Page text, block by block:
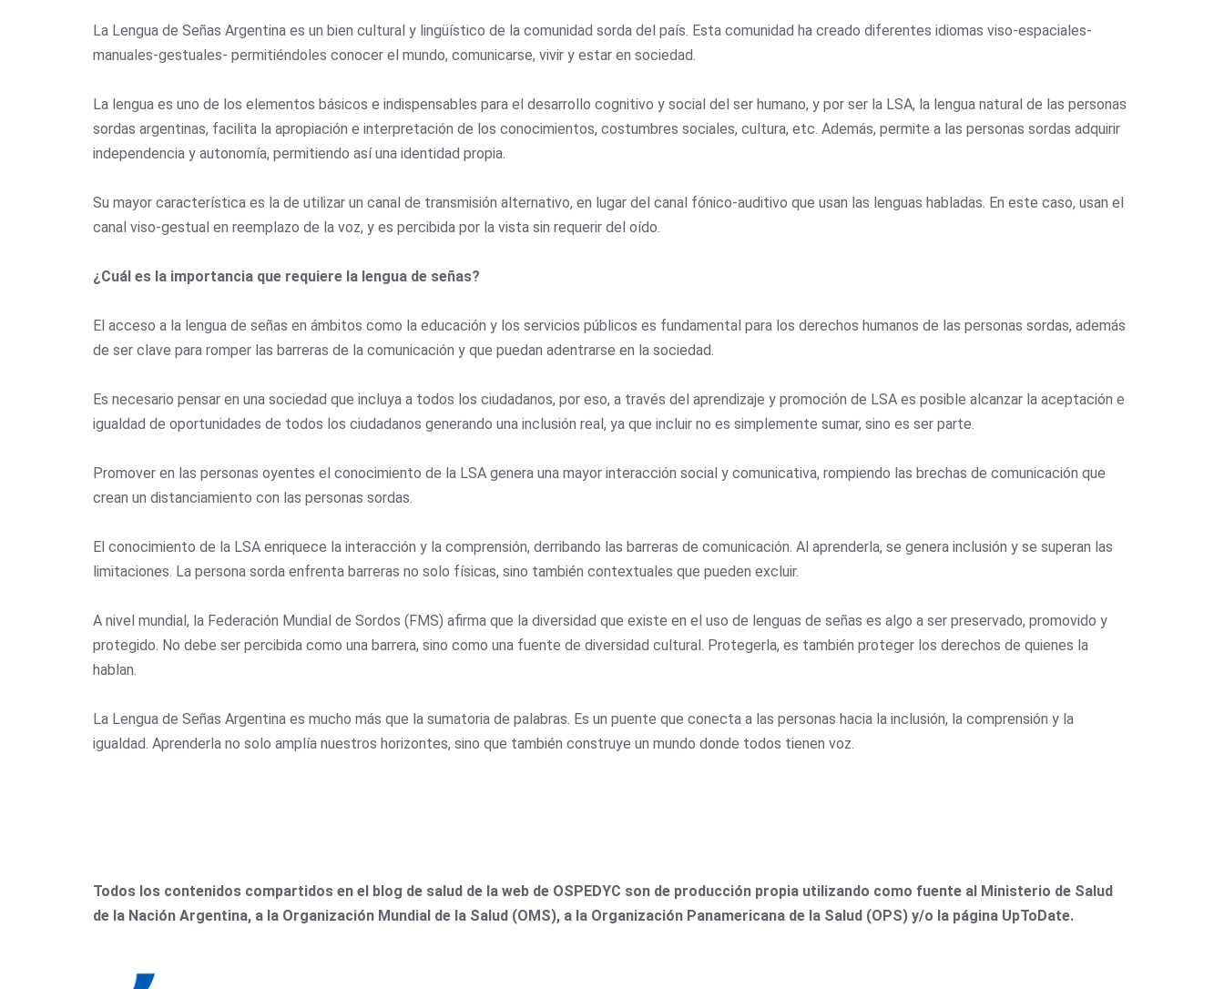
La Lengua de Señas Argentina es un bien cultural y lingüístico de la comunidad sorda del país. Esta comunidad ha creado diferentes idiomas viso-espaciales-
manuales-gestuales- permitiéndoles conocer el mundo, comunicarse, vivir y estar en sociedad.
La lengua es uno de los elementos básicos e indispensables para el desarrollo cognitivo y social del ser humano, y por ser la LSA, la lengua natural de las personas
sordas argentinas, facilita la apropiación e interpretación de los conocimientos, costumbres sociales, cultura, etc. Además, permite a las personas sordas adquirir
independencia y autonomía, permitiendo así una identidad propia.
Su mayor característica es la de utilizar un canal de transmisión alternativo, en lugar del canal fónico-auditivo que usan las lenguas habladas. En este caso, usan el
canal viso-gestual en reemplazo de la voz, y es percibida por la vista sin requerir del oído.
¿Cuál es la importancia que requiere la lengua de señas?
El acceso a la lengua de señas en ámbitos como la educación y los servicios públicos es fundamental para los derechos humanos de las personas sordas, además
de ser clave para romper las barreras de la comunicación y que puedan adentrarse en la sociedad.
Es necesario pensar en una sociedad que incluya a todos los ciudadanos, por eso, a través del aprendizaje y promoción de LSA es posible alcanzar la aceptación e
igualdad de oportunidades de todos los ciudadanos generando una inclusión real, ya que incluir no es simplemente sumar, sino es ser parte.
Promover en las personas oyentes el conocimiento de la LSA genera una mayor interacción social y comunicativa, rompiendo las brechas de comunicación que
crean un distanciamiento con las personas sordas.
El conocimiento de la LSA enriquece la interacción y la comprensión, derribando las barreras de comunicación. Al aprenderla, se genera inclusión y se superan las
limitaciones. La persona sorda enfrenta barreras no solo físicas, sino también contextuales que pueden excluir.
A nivel mundial, la Federación Mundial de Sordos (FMS) afirma que la diversidad que existe en el uso de lenguas de señas es algo a ser preservado, promovido y
protegido. No debe ser percibida como una barrera, sino como una fuente de diversidad cultural. Protegerla, es también proteger los derechos de quienes la
hablan.
La Lengua de Señas Argentina es mucho más que la sumatoria de palabras. Es un puente que conecta a las personas hacia la inclusión, la comprensión y la
igualdad. Aprenderla no solo amplía nuestros horizontes, sino que también construye un mundo donde todos tienen voz.
Todos los contenidos compartidos en el blog de salud de la web de OSPEDYC son de producción propia utilizando como fuente al Ministerio de Salud
de la Nación Argentina, a la Organización Mundial de la Salud (OMS), a la Organización Panamericana de la Salud (OPS) y/o la página UpToDate.